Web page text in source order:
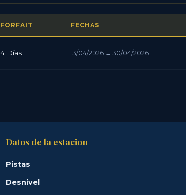
FORFAIT FECHAS
4 Días 13/04/2026 → 30/04/2026
Datos de la estacion
Pistas
Desnivel